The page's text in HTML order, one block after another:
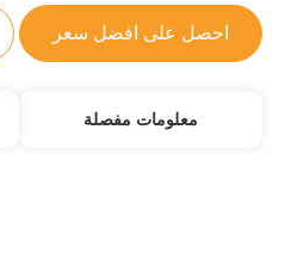
احصل على افضل سعر
معلومات مفصلة